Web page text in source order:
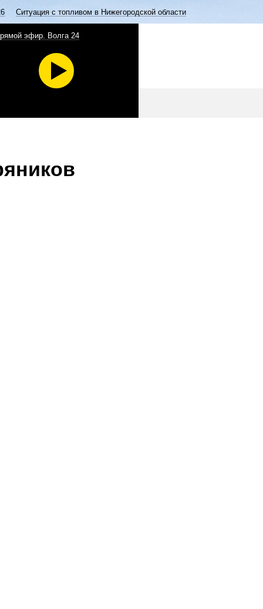
Ситуация с топливом в Нижегородской области
эфир. Волга 24